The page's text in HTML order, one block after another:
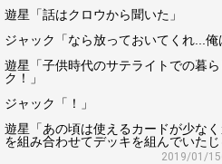
遊星「話はクロウから聞いた」
ジャック「なら放っておいてくれ...俺
遊星「子供時代のサテライトでの暮
ク！」
ジャック「！」
遊星「あの頃は使えるカードが少な
を組み合わせてデッキを組んでいたじ
2019/01/